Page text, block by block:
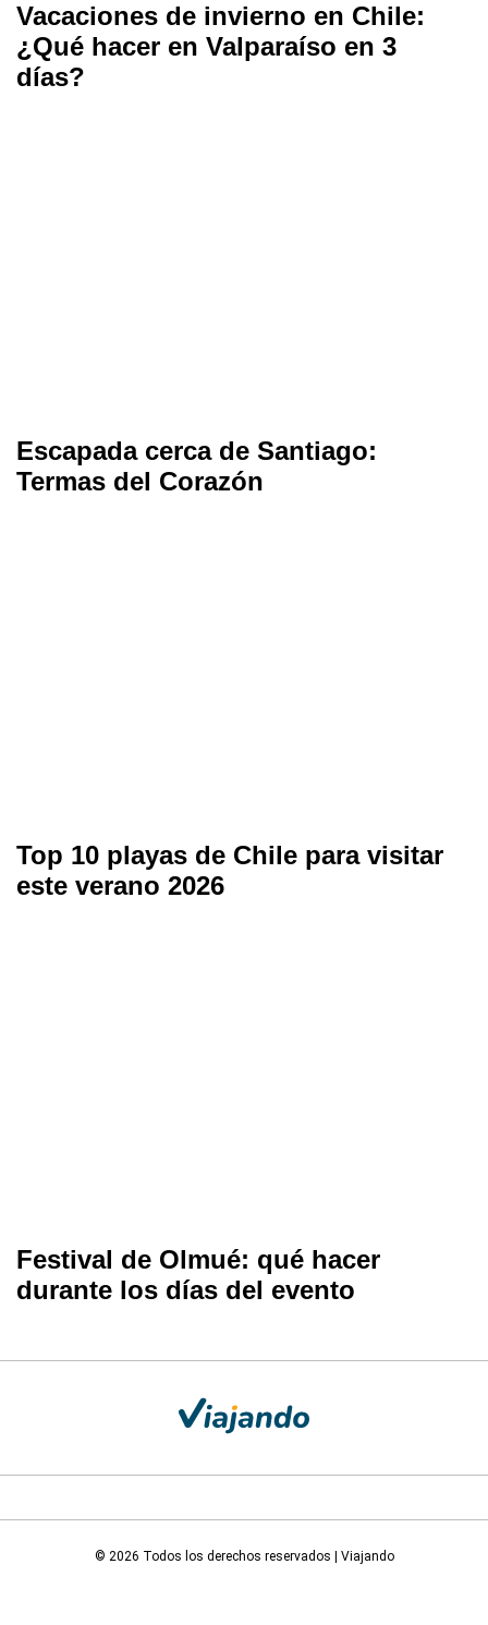
Vacaciones de invierno en Chile:
¿Qué hacer en Valparaíso en 3
días?
Escapada cerca de Santiago:
Termas del Corazón
Top 10 playas de Chile para visitar
este verano 2026
Festival de Olmué: qué hacer
durante los días del evento
© 2026 Todos los derechos reservados | Viajando